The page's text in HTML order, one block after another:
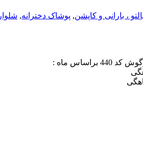
، بارانی و کاپشن, پوشاک دخترانه,
ماه :